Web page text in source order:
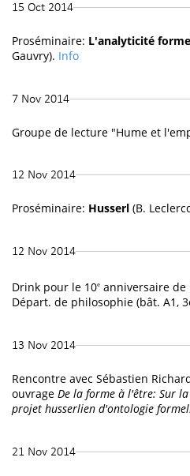
15 Oct 2014
Proséminaire: L'analyticité
Gauvry). Info
7 Nov 2014
Groupe de lecture "Hume et
12 Nov 2014
Proséminaire: Husserl (B.
12 Nov 2014
Drink pour le 10e anniversaire de
Départ. de philosophie (bât. A1,
13 Nov 2014
Rencontre avec Sébastien
ouvrage De la forme à l'être: Sur
projet husserlien d'ontologie
21 Nov 2014